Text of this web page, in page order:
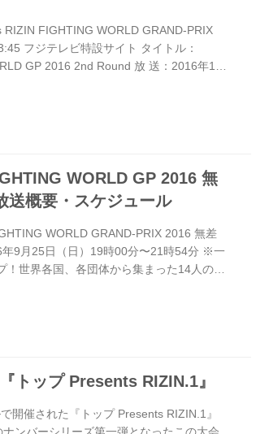
FIGHTING WORLD GRAND-PRIX
フジテレビ特設サイト タイトル：
GP 2016 2nd Round 放 送：2016年12
2日（月・祝）16:00 ～（スカチャン0）
WORLD GP 2016 無
送概要・スケジュール
WORLD GRAND-PRIX 2016 無差
9月25日（日）19時00分〜21時54分 ※一
世界各国、各団体から集まった14人の選
ン戦など6試合が行われる。 果たして12
誰だ！？ またレスリング元女王・山本
トップ Presents RIZIN.1』
開催された『トップ Presents RIZIN.1』